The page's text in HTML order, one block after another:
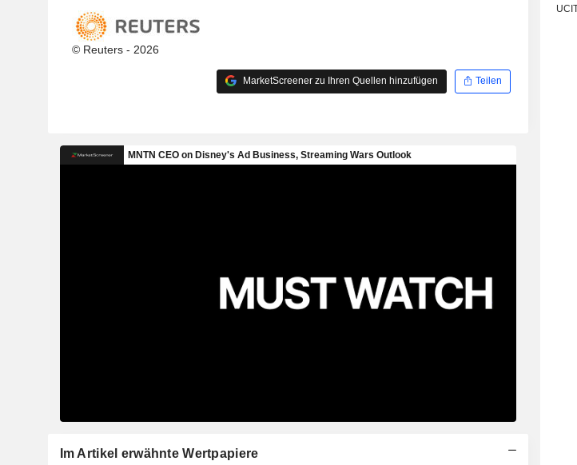
© Reuters - 2026
MarketScreener zu Ihren Quellen hinzufügen Teilen
Im Artikel erwähnte Wertpapiere